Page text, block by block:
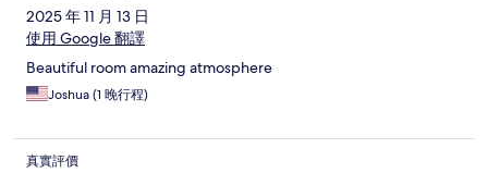
2025 年 11 月 13 日
使用 Google 翻譯
Beautiful room amazing atmosphere
Joshua (1 晚行程)
真實評價